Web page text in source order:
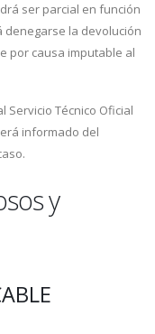
ser parcial en función
denegarse la devolución
por causa imputable al
Servicio Técnico Oficial
informado del
y